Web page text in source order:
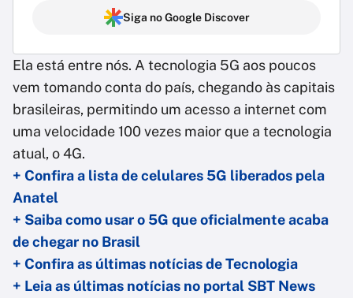
Siga no Google Discover
Ela está entre nós. A tecnologia 5G aos poucos
vem tomando conta do país, chegando às capitais
brasileiras, permitindo um acesso a internet com
uma velocidade 100 vezes maior que a tecnologia
atual, o 4G.
+ Confira a lista de celulares 5G liberados pela
Anatel
+ Saiba como usar o 5G que oficialmente acaba
de chegar no Brasil
+ Confira as últimas notícias de Tecnologia
+ Leia as últimas notícias no portal SBT News